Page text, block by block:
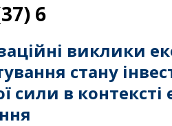
6
виклики
стану
сили в